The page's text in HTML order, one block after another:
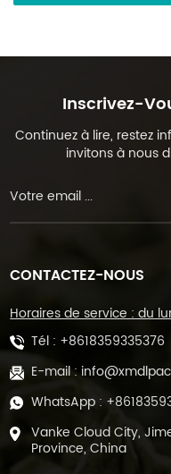
Inscrivez-
Continuez à lire, restez
invitons à nous
CONTACTEZ-NOUS
Horaires de service : du
Tél : +8618359335376
E-mail :
WhatsApp :
Vanke Cloud City,
Province, China